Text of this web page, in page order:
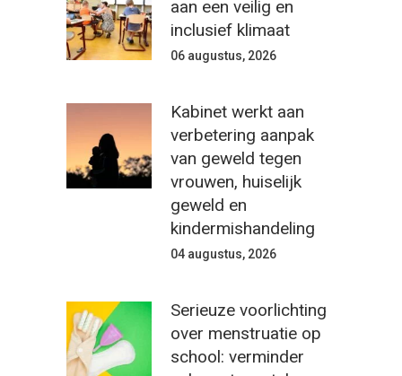
aan een veilig en
inclusief klimaat
06 augustus, 2026
Kabinet werkt aan
verbetering aanpak
van geweld tegen
vrouwen, huiselijk
geweld en
kindermishandeling
04 augustus, 2026
Serieuze voorlichting
over menstruatie op
school: verminder